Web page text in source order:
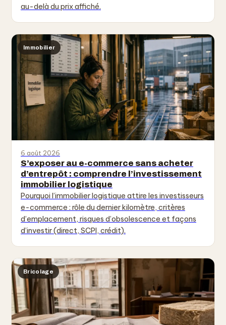
au-delà du prix affiché.
Immobilier
S’exposer au e-commerce sans acheter
d’entrepôt : comprendre l’investissement
immobilier logistique
6 août 2026
Pourquoi l’immobilier logistique attire les investisseurs
e-commerce : rôle du dernier kilomètre, critères
d’emplacement, risques d’obsolescence et façons
d’investir (direct, SCPI, crédit).
Bricolage